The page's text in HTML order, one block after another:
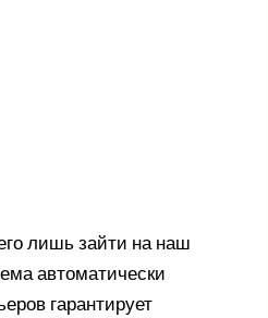
лишь зайти на наш
автоматически
гарантирует